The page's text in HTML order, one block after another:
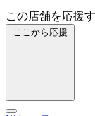
この店舗を応援す
ここから応援